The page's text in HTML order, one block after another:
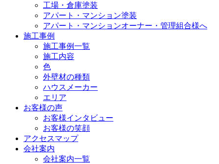
工場・倉庫塗装
アパート・マンション塗装
アパート・マンションオーナー・管理組合様へ
施工事例
施工事例一覧
施工内容
色
外壁材の種類
ハウスメーカー
エリア
お客様の声
お客様インタビュー
お客様の笑顔
アクセスマップ
会社案内
会社案内一覧